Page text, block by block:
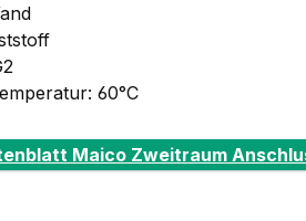
60°C
Maico Zweitraum